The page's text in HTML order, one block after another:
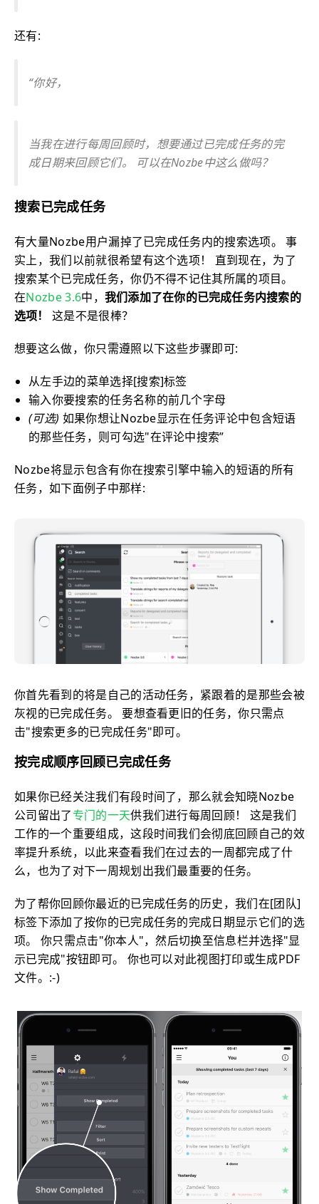
还有:
“你好，
当我在进行每周回顾时，想要通过已完成任务的完
成日期来回顾它们。 可以在Nozbe中这么做吗？
搜索已完成任务
有大量Nozbe用户漏掉了已完成任务内的搜索选项。 事
实上，我们以前就很希望有这个选项！ 直到现在，为了
搜索某个已完成任务，你仍不得不记住其所属的项目。
在Nozbe 3.6中， 我们添加了在你的已完成任务内搜索的
选项！
这是不是很棒？
想要这么做，你只需遵照以下这些步骤即可:
从左手边的菜单选择[搜索]标签
输入你要搜索的任务名称的前几个字母
(可选) 如果你想让Nozbe显示在任务评论中包含短语
的那些任务，则可勾选"在评论中搜索”
Nozbe将显示包含有你在搜索引擎中输入的短语的所有
任务，如下面例子中那样:
你首先看到的将是自己的活动任务，紧跟着的是那些会被
灰视的已完成任务。 要想查看更旧的任务，你只需点
击"搜索更多的已完成任务"即可。
按完成顺序回顾已完成任务
如果你已经关注我们有段时间了，那么就会知晓Nozbe
公司留出了专门的一天供我们进行每周回顾！ 这是我们
工作的一个重要组成，这段时间我们会彻底回顾自己的效
率提升系统，以此来查看我们在过去的一周都完成了什
么，也为了对下一周规划出我们最重要的任务。
为了帮你回顾你最近的已完成任务的历史，我们在[团队]
标签下添加了按你的已完成任务的完成日期显示它们的选
项。 你只需点击"你本人"，然后切换至信息栏并选择"显
示已完成"按钮即可。 你也可以对此视图打印或生成PDF
文件。:-)